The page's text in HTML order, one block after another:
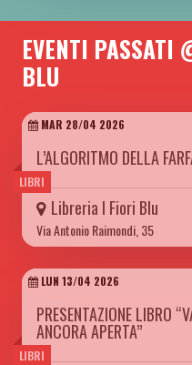
EVENTI PASSATI
BLU
LIBRI
MAR 28/04 2026
L’ALGORITMO DELLA
Libreria I Fiori Blu
Via Antonio Raimondi, 35
LIBRI
LUN 13/04 2026
PRESENTAZIONE LIBRO
ANCORA APERTA”